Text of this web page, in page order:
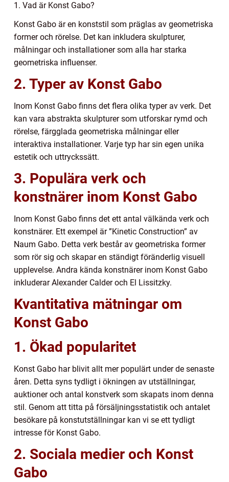
1. Vad är Konst Gabo?
Konst Gabo är en konststil som präglas av geometriska
former och rörelse. Det kan inkludera skulpturer,
målningar och installationer som alla har starka
geometriska influenser.
2. Typer av Konst Gabo
Inom Konst Gabo finns det flera olika typer av verk. Det
kan vara abstrakta skulpturer som utforskar rymd och
rörelse, färgglada geometriska målningar eller
interaktiva installationer. Varje typ har sin egen unika
estetik och uttryckssätt.
3. Populära verk och
konstnärer inom Konst Gabo
Inom Konst Gabo finns det ett antal välkända verk och
konstnärer. Ett exempel är ”Kinetic Construction” av
Naum Gabo. Detta verk består av geometriska former
som rör sig och skapar en ständigt föränderlig visuell
upplevelse. Andra kända konstnärer inom Konst Gabo
inkluderar Alexander Calder och El Lissitzky.
Kvantitativa mätningar om
Konst Gabo
1. Ökad popularitet
Konst Gabo har blivit allt mer populärt under de senaste
åren. Detta syns tydligt i ökningen av utställningar,
auktioner och antal konstverk som skapats inom denna
stil. Genom att titta på försäljningsstatistik och antalet
besökare på konstutställningar kan vi se ett tydligt
intresse för Konst Gabo.
2. Sociala medier och Konst
Gabo